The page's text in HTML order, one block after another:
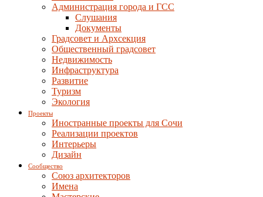
Администрация города и ГСС
Слушания
Документы
Градсовет и Архсекция
Общественный градсовет
Недвижимость
Инфраструктура
Развитие
Туризм
Экология
Проекты
Иностранные проекты для Сочи
Реализации проектов
Интерьеры
Дизайн
Сообщество
Союз архитекторов
Имена